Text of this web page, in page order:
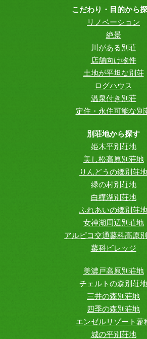
こだわり・目的から
リノベーション
絶景
川がある別荘
店舗向け物件
土地が平坦な別荘
ログハウス
温泉付き別荘
定住・永住可能な別
別荘地から探す
姫木平別荘地
美し松高原別荘地
りんどうの郷別荘地
緑の村別荘地
白樺湖別荘地
ふれあいの郷別荘地
女神湖周辺別荘地
アルピコ交通蓼科高原
蓼科ビレッジ
美濃戸高原別荘地
チェルトの森別荘地
三井の森別荘地
四季の森別荘地
エンゼルリゾート蓼
城の平別荘地